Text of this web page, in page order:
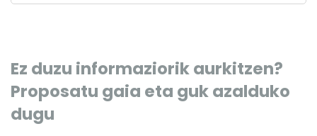
Ez duzu informaziorik aurkitzen?
Proposatu gaia eta guk azalduko
dugu